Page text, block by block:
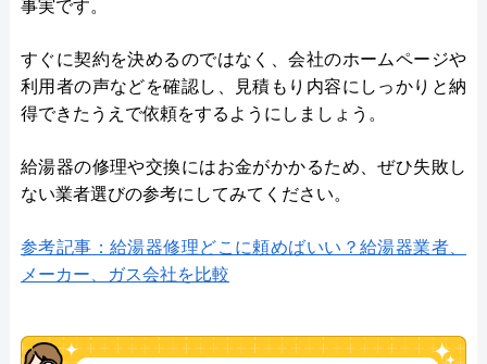
事実です。
すぐに契約を決めるのではなく、会社のホームページや
利用者の声などを確認し、見積もり内容にしっかりと納
得できたうえで依頼をするようにしましょう。
給湯器の修理や交換にはお金がかかるため、ぜひ失敗し
ない業者選びの参考にしてみてください。
参考記事：給湯器修理どこに頼めばいい？給湯器業者、
メーカー、ガス会社を比較